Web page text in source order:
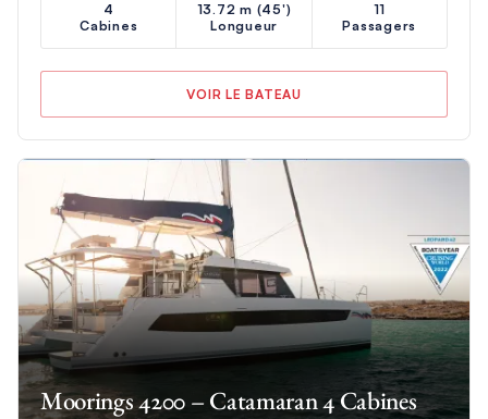
4
Cabines
13.72 m (45')
Longueur
11
Passagers
VOIR LE BATEAU
Moorings 4200 – Catamaran 4 Cabines